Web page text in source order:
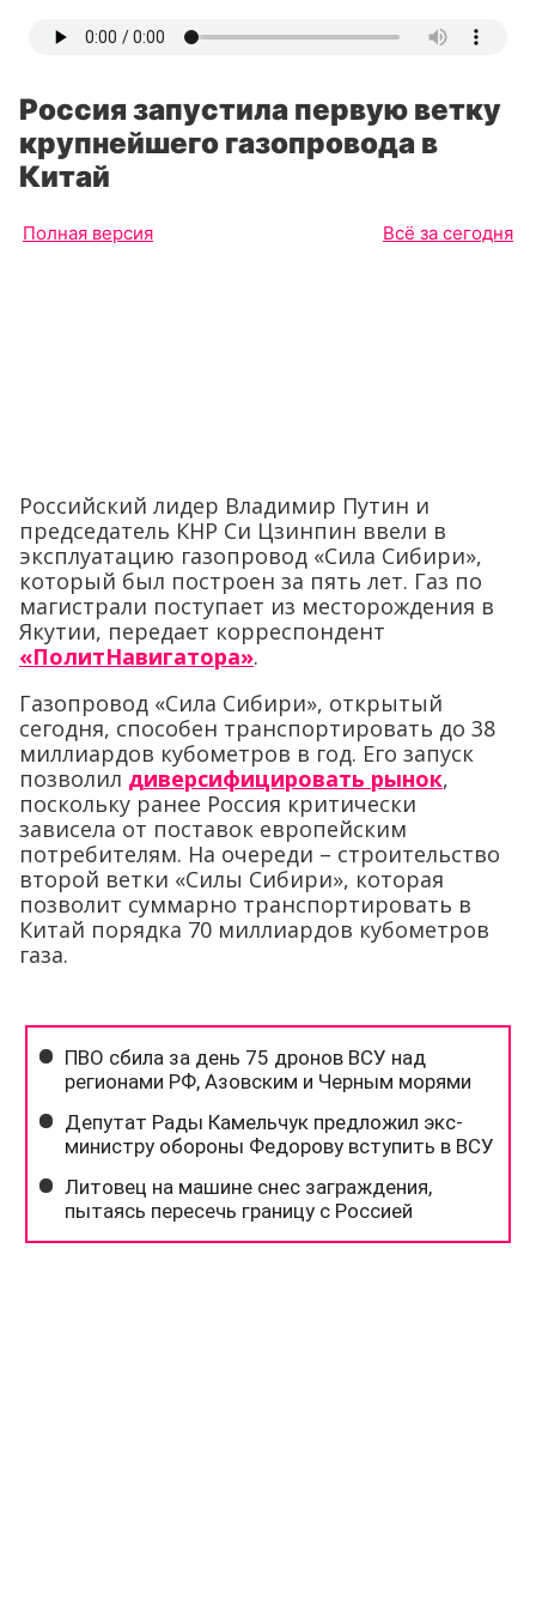
Россия запустила первую ветку
крупнейшего газопровода в
Китай
Полная версия Всё за сегодня
Российский лидер Владимир Путин и
председатель КНР Си Цзинпин ввели в
эксплуатацию газопровод «Сила Сибири»,
который был построен за пять лет. Газ по
магистрали поступает из месторождения в
Якутии, передает корреспондент
«ПолитНавигатора».
Газопровод «Сила Сибири», открытый
сегодня, способен транспортировать до 38
миллиардов кубометров в год. Его запуск
позволил диверсифицировать рынок,
поскольку ранее Россия критически
зависела от поставок европейским
потребителям. На очереди – строительство
второй ветки «Силы Сибири», которая
позволит суммарно транспортировать в
Китай порядка 70 миллиардов кубометров
газа.